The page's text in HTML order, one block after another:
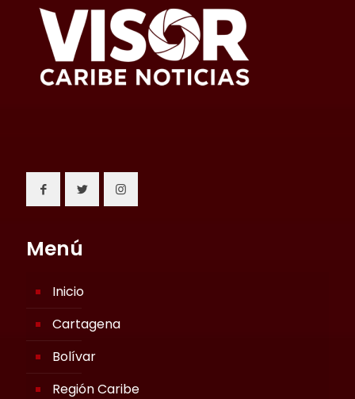
Menú
Inicio
Cartagena
Bolívar
Región Caribe